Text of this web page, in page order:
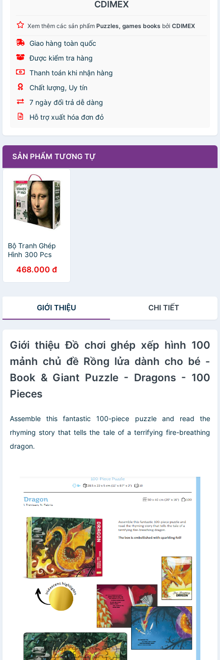
CDIMEX
Xem thêm các sản phẩm Puzzles, games books bởi CDIMEX
Giao hàng toàn quốc
Được kiểm tra hàng
Thanh toán khi nhận hàng
Chất lượng, Uy tín
7 ngày đổi trả dễ dàng
Hỗ trợ xuất hóa đơn đỏ
SẢN PHẨM TƯƠNG TỰ
Bộ Tranh Ghép
Hình 300 Pcs
Treasures -
Leonardo Da
468.000 đ
GIỚI THIỆU CHI TIẾT
Giới thiệu Đồ chơi ghép xếp hình 100
mảnh chủ đề Rồng lửa dành cho bé -
Book & Giant Puzzle - Dragons - 100
Pieces
Assemble this fantastic 100-piece puzzle and read the
rhyming story that tells the tale of a terrifying fire-breathing
dragon.